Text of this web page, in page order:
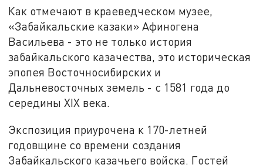
Как отмечают в краеведческом музее,
«Забайкальские казаки» Афиногена
Васильева - это не только история
забайкальского казачества, это историческая
эпопея Восточносибирских и
Дальневосточных земель - с 1581 года до
середины XIX века.
Экспозиция приурочена к 170-летней
годовщине со времени создания
Забайкальского казачьего войска. Гостей